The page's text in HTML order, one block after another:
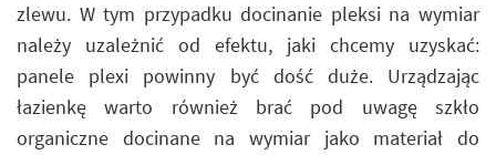
zlewu. W tym przypadku docinanie pleksi na wymiar
należy uzależnić od efektu, jaki chcemy uzyskać:
panele plexi powinny być dość duże. Urządzając
łazienkę warto również brać pod uwagę szkło
organiczne docinane na wymiar jako materiał do